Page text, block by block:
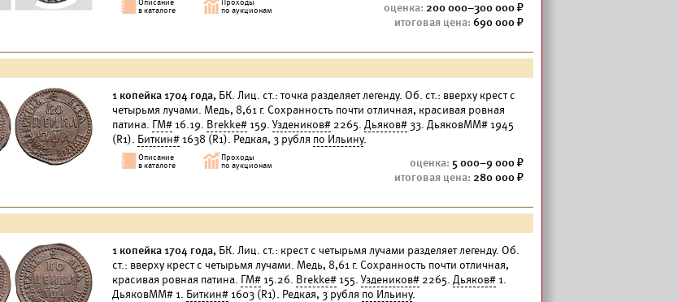
200 000–300 000
690 000
1 копейка 1704 года, БК. Лиц. ст.: точка разделяет легенду. Об. ст.: вверху крест с
четырьмя лучами. Медь, 8,61 г. Сохранность почти отличная, красивая ровная
патина. ГМ# 16.19. Brekke# 159. Уздеников# 2265. Дьяков#33. ДьяковММ# 1945
(R1). Биткин# 1638 (R1). Редкая, 3 рубля по Ильину.
5 000–9 000
280 000
1 копейка 1704 года, БК. Лиц. ст.: крест с четырьмя лучами разделяет легенду. Об.
ст.: вверху крест с четырьмя лучами. Медь, 8,61 г. Сохранность почти отличная,
красивая ровная патина. ГМ# 15.26. Brekke# 155. Уздеников# 2265. Дьяков# 1.
ДьяковММ# 1. Биткин# 1603 (R1). Редкая, 3 рубля по Ильину.